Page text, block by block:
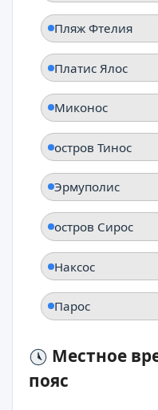
Пляж Фтелия
Платис Ялос
Миконос
остров Тинос
Эрмуполис
остров Сирос
Наксос
Парос
Местное
пояс